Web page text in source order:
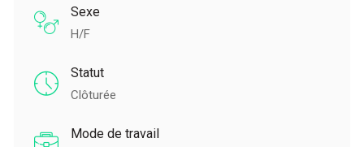
Sexe
H/F
Statut
Clôturée
Mode de travail